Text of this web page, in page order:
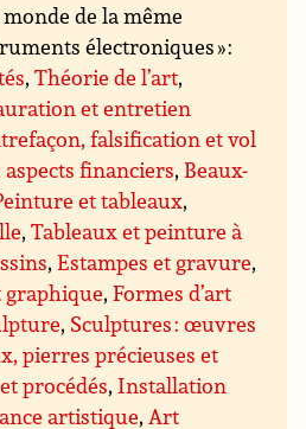
de la même
électroniques » :
,Théorie de l’art,
et entretien
falsification et vol
aspects financiers, Beaux-
et tableaux,
,Tableaux et peinture à
,Estampes et gravure,
graphique,Formes d’art
, Sculptures : œuvres
pierres précieuses et
procédés, Installation
artistique,Art